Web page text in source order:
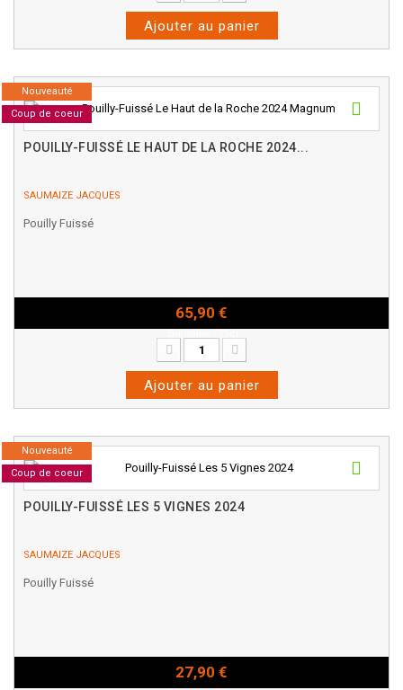
Ajouter au panier
Nouveauté
Coup de coeur
POUILLY-FUISSÉ LE HAUT DE LA ROCHE 2024...
SAUMAIZE JACQUES
Pouilly Fuissé
65,90 €
Ajouter au panier
Nouveauté
Coup de coeur
POUILLY-FUISSÉ LES 5 VIGNES 2024
SAUMAIZE JACQUES
Pouilly Fuissé
27,90 €